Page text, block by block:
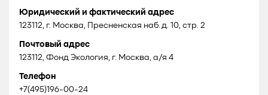
Юридический и фактический адрес
123112, г. Москва, Пресненская наб. д. 10, стр. 2
Почтовый адрес
123112, Фонд Экология, г. Москва, а/я 4
Телефон
+7(495)196-00-24